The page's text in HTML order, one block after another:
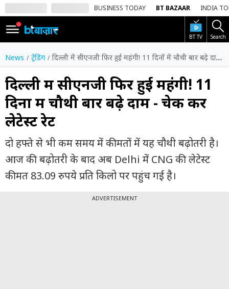
BUSINESS TODAY BT BAZAAR INDIA
BT TV Search
SIGN
IN
Dark
Mode
होम
शेयर
बाज़ार
वीडियो
ट्रेंडिंग
News ट्रेंडिंग दिल्ली में सीएनजी फिर हुई महंगी! 11 दिनों में चौथी बार बढ़े दाम - चेक करें लेटेस्ट रेट
दिल्ली में सीएनजी फिर हुई महंगी! 11
दिनों में चौथी बार बढ़े दाम - चेक करें
लेटेस्ट रेट
दो हफ्ते से भी कम समय में कीमतों में यह चौथी बढ़ोतरी है।
आज की बढ़ोतरी के बाद अब Delhi में CNG की लेटेस्ट
कीमत 83.09 रुपये प्रति किलो पर पहुंच गई है।
ADVERTISEMENT